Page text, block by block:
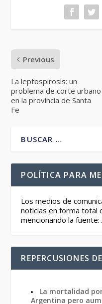
Previous
La leptospirosis: un
problema de corte urbano
en la provincia de Santa
Fe
POLÍTICA PARA
Los medios de
noticias en forma total
mencionando la fuente:
REPERCUSIONES
La mortalidad
Argentina pero